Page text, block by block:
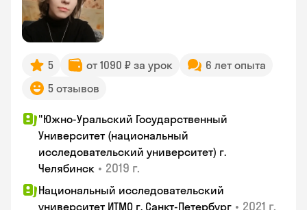
5 от 1090 ₽ за урок
6 лет опыта
5 отзывов
"Южно-Уральский Государственный
Университет (национальный
исследовательский университет) г.
Челябинск • 2019 г.
Национальный исследовательский
университет ИТМО г. Санкт-Петербург • 2021 г.